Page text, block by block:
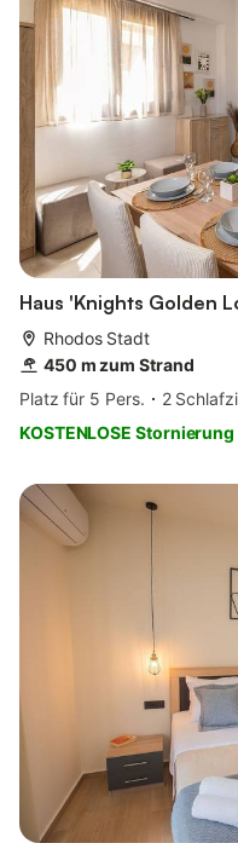
Haus 'Knights Golden
Rhodos Stadt
450 m zum Strand
Platz für 5 Pers.
2
KOSTENLOSE Stornierung